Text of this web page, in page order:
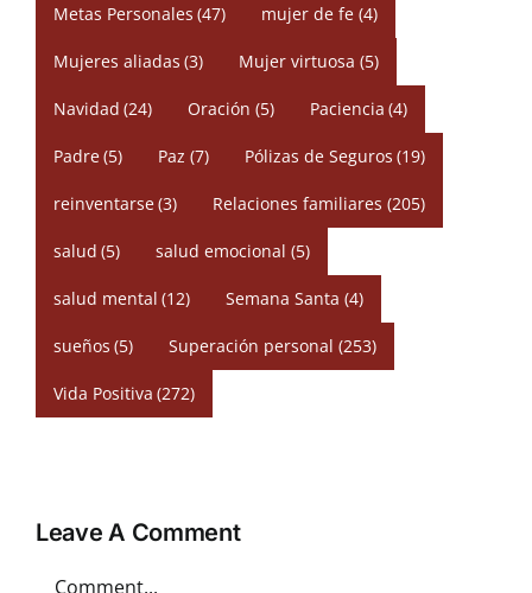
Metas Personales (47) mujer de fe (4)
Mujeres aliadas (3) Mujer virtuosa (5)
Navidad (24) Oración (5) Paciencia (4)
Padre(5) Paz (7) Pólizas de Seguros (19)
reinventarse(3) Relaciones familiares (205)
salud (5) salud emocional (5)
salud mental (12) Semana Santa (4)
sueños (5) Superación personal (253)
Vida Positiva (272)
Leave A Comment